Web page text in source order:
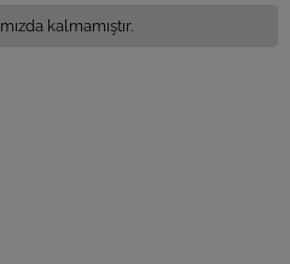
kalmamıştır.